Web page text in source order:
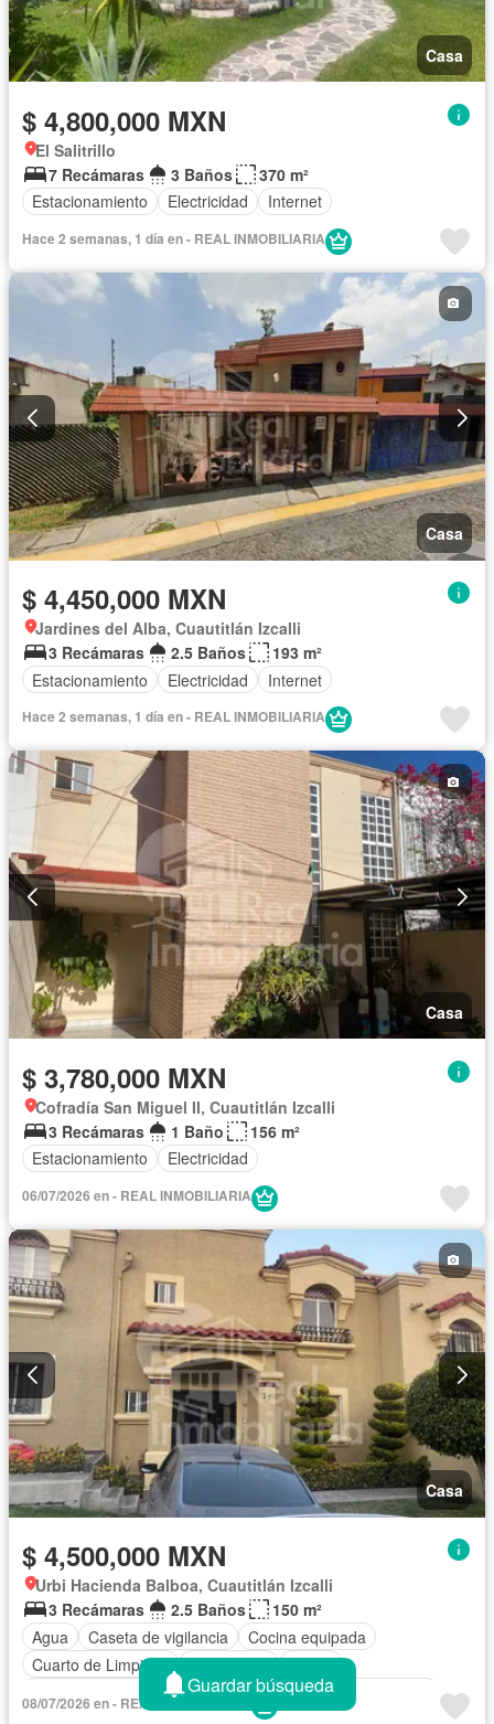
Casa
$ 4,800,000 MXN
El Salitrillo
7 Recámaras
3 Baños
370 m²
Estacionamiento
Electricidad Internet
Hace 2 semanas, 1 día en - REAL INMOBILIARIA
Casa
$ 4,450,000 MXN
Jardines del Alba, Cuautitlán Izcalli
3 Recámaras
2.5 Baños
193 m²
Estacionamiento
Electricidad Internet
Hace 2 semanas, 1 día en - REAL INMOBILIARIA
Casa
$ 3,780,000 MXN
Cofradía San Miguel II, Cuautitlán Izcalli
3 Recámaras
1 Baño
156 m²
Estacionamiento
Electricidad
06/07/2026 en - REAL INMOBILIARIA
Casa
$ 4,500,000 MXN
Urbi Hacienda Balboa, Cuautitlán Izcalli
3 Recámaras
2.5 Baños
150 m²
Agua
Caseta de vigilancia
Cocina equipada
Cuarto de Limpieza
Electricidad
Jardín
Recámara con closet
Seguridad
Televisión por cable
08/07/2026 en - REAL INMOBILIARIA
Guardar búsqueda